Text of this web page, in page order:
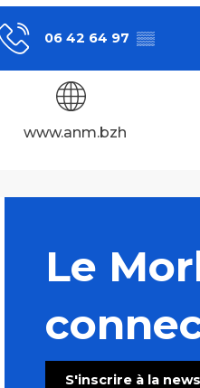
06 42 64 97 ▒▒
www.anm.bzh
Le
S'inscrire à la